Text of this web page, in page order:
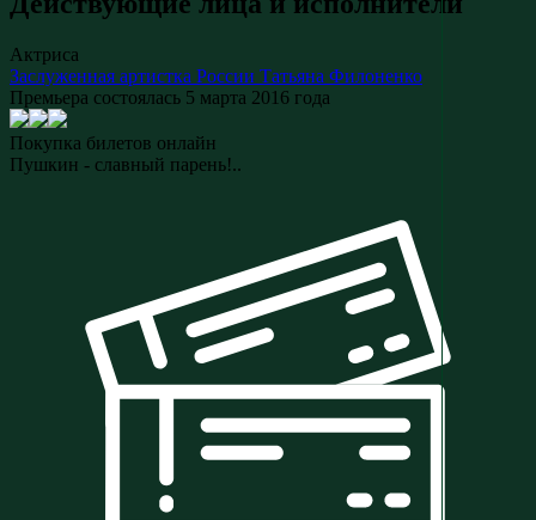
Актриса
Заслуженная артистка России Татьяна Филоненко
Премьера состоялась 5 марта 2016 года
Покупка билетов онлайн
Пушкин - славный парень!..